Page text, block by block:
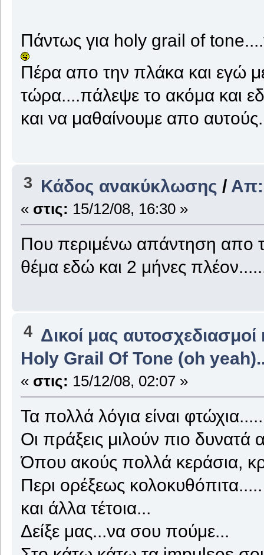
Πάντως για holy grail of
Πέρα απο την πλάκα και εγώ
τώρα....πάλεψε το ακόμα και
και να μαθαίνουμε απο
3 Κάδος ανακύκλωσης / Απ:
« στις: 15/12/08, 16:30 »
Που περιμένω απάντηση απο
θέμα εδώ και 2 μήνες
4 Δικοί μας αυτοσχεδιασμοί
Holy Grail Of Tone (oh
« στις: 15/12/08, 02:07 »
Τα πολλά λόγια είναι
Οι πράξεις μιλούν πιο δυνατά
Όπου ακούς πολλά κεράσια,
Περι ορέξεως κολοκυθόπιτα.....
και άλλα τέτοια...
Δείξε μας...να σου πούμε...